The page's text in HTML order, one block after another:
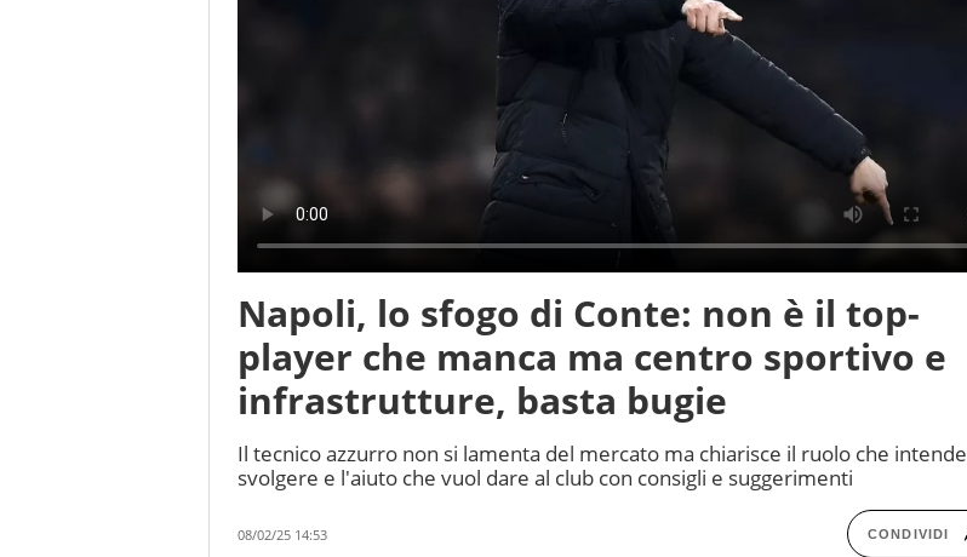
Napoli, lo sfogo di Conte: non è il top-
player che manca ma centro sportivo e
infrastrutture, basta bugie
Il tecnico azzurro non si lamenta del mercato ma chiarisce il ruolo che intende
svolgere e l'aiuto che vuol dare al club con consigli e suggerimenti
08/02/25 14:53 CONDIVIDI